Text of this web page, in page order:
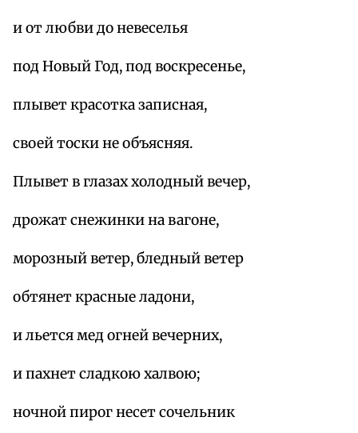
и от любви до невеселья
под Новый Год, под воскресенье,
плывет красотка записная,
своей тоски не объясняя.
Плывет в глазах холодный вечер,
дрожат снежинки на вагоне,
морозный ветер, бледный ветер
обтянет красные ладони,
и льется мед огней вечерних,
и пахнет сладкою халвою;
ночной пирог несет сочельник